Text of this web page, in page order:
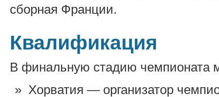
сборная Франции.
Квалификация
В финальную стадию чемпионата
Хорватия — организатор